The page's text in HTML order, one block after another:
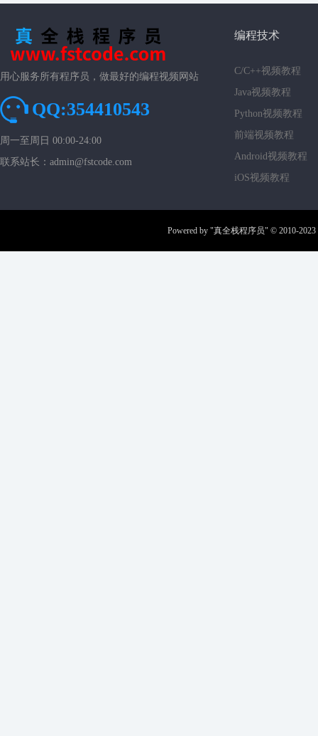
用心服务所有程序员，做最好的编程视频网站
QQ:354410543
周一至周日 00:00-24:00
联系站长：admin@fstcode.com
编程技术
C/C++视频教程
Java视频教程
Python视频教程
前端视频教程
Android视频教程
iOS视频教程
Powered by "真全栈程序员" © 2010-2023